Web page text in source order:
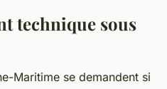
technique sous
Maritime se demandent si